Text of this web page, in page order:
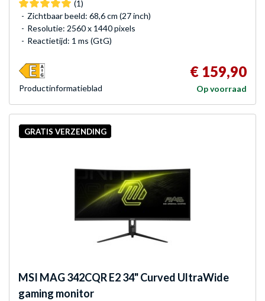
(1)
Zichtbaar beeld: 68,6 cm (27 inch)
Resolutie: 2560 x 1440 pixels
Reactietijd: 1 ms (GtG)
€ 159,90
Op voorraad
Product­informatieblad
GRATIS VERZENDING
MSI MAG 342CQR E2 34" Curved UltraWide
gaming monitor